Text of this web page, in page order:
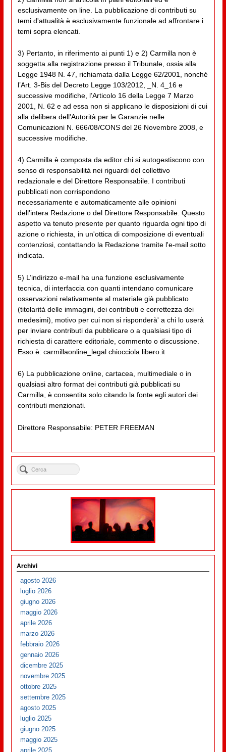
esclusivamente on line. La pubblicazione di contributi su
temi d'attualità è esclusivamente funzionale ad affrontare i
temi sopra elencati.
3) Pertanto, in riferimento ai punti 1) e 2) Carmilla non è
soggetta alla registrazione presso il Tribunale, ossia alla
Legge 1948 N. 47, richiamata dalla Legge 62/2001, nonché
l’Art. 3-Bis del Decreto Legge 103/2012, _N. 4_16 e
successive modifiche, l’Articolo 16 della Legge 7 Marzo
2001, N. 62 e ad essa non si applicano le disposizioni di cui
alla delibera dell'Autorità per le Garanzie nelle
Comunicazioni N. 666/08/CONS del 26 Novembre 2008, e
successive modifiche.
4) Carmilla è composta da editor chi si autogestiscono con
senso di responsabilità nei riguardi del collettivo
redazionale e del Direttore Responsabile. I contributi
pubblicati non corrispondono
necessariamente e automaticamente alle opinioni
dell'intera Redazione o del Direttore Responsabile. Questo
aspetto va tenuto presente per quanto riguarda ogni tipo di
azione o richiesta, in un'ottica di composizione di eventuali
contenziosi, contattando la Redazione tramite l'e-mail sotto
indicata.
5) L’indirizzo e-mail ha una funzione esclusivamente
tecnica, di interfaccia con quanti intendano comunicare
osservazioni relativamente al materiale già pubblicato
(titolarità delle immagini, dei contributi e correttezza dei
medesimi), motivo per cui non si risponderà' a chi lo userà
per inviare contributi da pubblicare o a qualsiasi tipo di
richiesta di carattere editoriale, commento o discussione.
Esso è: carmillaonline_legal chiocciola libero.it
6) La pubblicazione online, cartacea, multimediale o in
qualsiasi altro format dei contributi già pubblicati su
Carmilla, è consentita solo citando la fonte egli autori dei
contributi menzionati.
Direttore Responsabile: PETER FREEMAN
Archivi
agosto 2026
luglio 2026
giugno 2026
maggio 2026
aprile 2026
marzo 2026
febbraio 2026
gennaio 2026
dicembre 2025
novembre 2025
ottobre 2025
settembre 2025
agosto 2025
luglio 2025
giugno 2025
maggio 2025
aprile 2025